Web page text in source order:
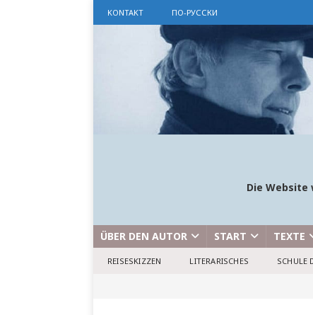
KONTAKT ПО-РУССКИ
Die
ÜBER DEN AUTOR START TEXTE
REISESKIZZEN LITERARISCHES SCHULE